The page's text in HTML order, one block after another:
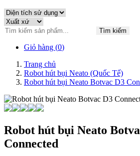
Tìm kiếm
Giỏ hàng (0)
Trang chủ
Robot hút bụi Neato (Quốc Tế)
Robot hút bụi Neato Botvac D3
Robot hút bụi Neato
Connected